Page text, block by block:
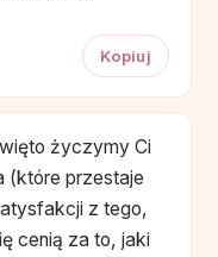
Kopiuj
życzymy Ci
(które przestaje
z tego,
cenią za to, jaki